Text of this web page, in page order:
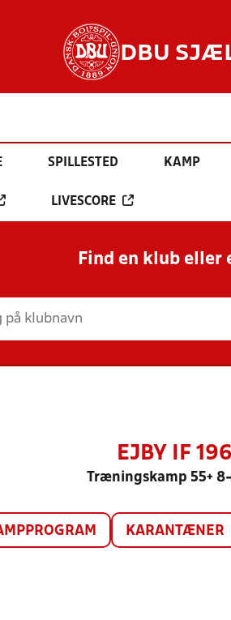
DBU
SPILLESTED KAMP
LIVESCORE
Find en klub eller
EJBY IF
Træningskamp 55+
KARANTÆNER